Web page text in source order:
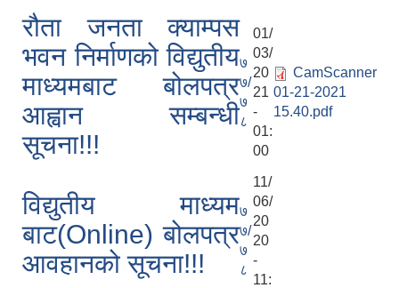
रौता जनता क्याम्पस
भवन निर्माणको विद्युतीय
माध्यमबाट बोलपत्र
आह्वान सम्बन्धी
सूचना!!!
७
७/
७
८
01/
03/
20
21
-
01:
00
CamScanner
01-21-2021
15.40.pdf
विद्युतीय माध्यम
बाट(Online) बोलपत्र
आवहानको सूचना!!!
७
७/
७
८
11/
06/
20
20
-
11: